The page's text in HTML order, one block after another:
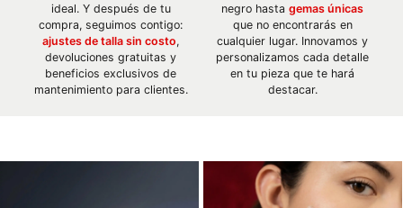
ideal. Y después de tu
compra, seguimos contigo:
ajustes de talla sin costo,
devoluciones gratuitas y
beneficios exclusivos de
mantenimiento para clientes.
negro hasta gemas únicas
que no encontrarás en
cualquier lugar. Innovamos y
personalizamos cada detalle
en tu pieza que te hará
destacar.